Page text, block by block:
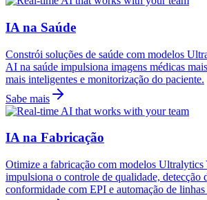
IA na Saúde
Constrói soluções de saúde com modelos
AI na saúde impulsiona imagens médicas
mais inteligentes e monitorização do paciente.
Sabe mais
IA na Fabricação
Otimize a fabricação com modelos
impulsiona o controle de qualidade, detecção
conformidade com EPI e automação de